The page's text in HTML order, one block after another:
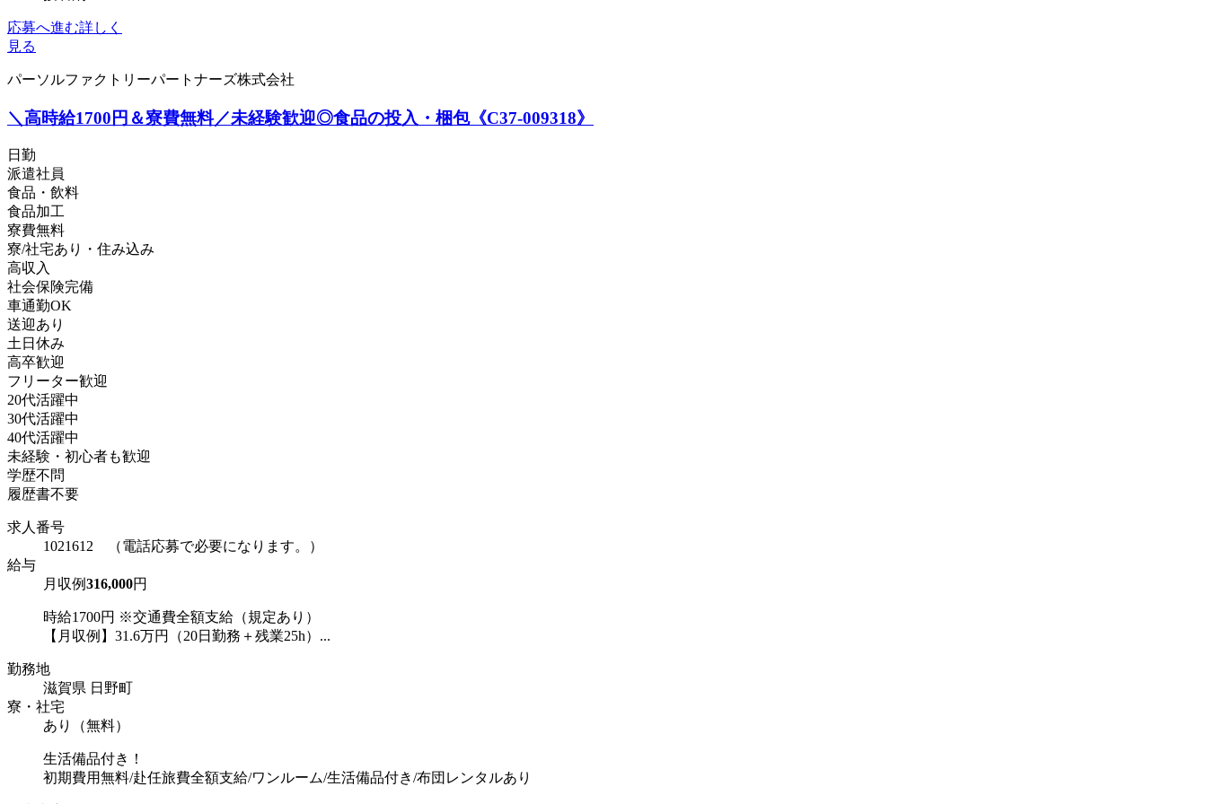
応募へ進む詳しく
見る
パーソルファクトリーパートナーズ株式会社
＼高時給1700円＆寮費無料／未経験歓迎◎食品の投入・梱包《C37-009318》
日勤
派遣社員
食品・飲料
食品加工
寮費無料
寮/社宅あり・住み込み
高収入
社会保険完備
車通勤OK
送迎あり
土日休み
高卒歓迎
フリーター歓迎
20代活躍中
30代活躍中
40代活躍中
未経験・初心者も歓迎
学歴不問
履歴書不要
求人番号
1021612 （電話応募で必要になります。）
給与
月収例316,000円
時給1700円 ※交通費全額支給（規定あり）
【月収例】31.6万円（20日勤務＋残業25h）...
勤務地
滋賀県 日野町
寮・社宅
あり（無料）
生活備品付き！
初期費用無料/赴任旅費全額支給/ワンルーム/生活備品付き/布団レンタルあり